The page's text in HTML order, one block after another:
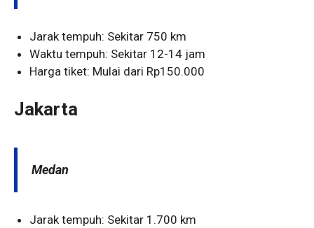
Jarak tempuh: Sekitar 750 km
Waktu tempuh: Sekitar 12-14 jam
Harga tiket: Mulai dari Rp150.000
Jakarta
Medan
Jarak tempuh: Sekitar 1.700 km